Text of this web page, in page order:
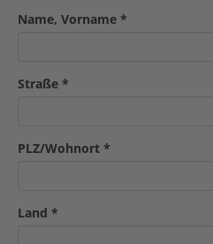
Name, Vorname *
Straße *
PLZ/Wohnort *
Land *